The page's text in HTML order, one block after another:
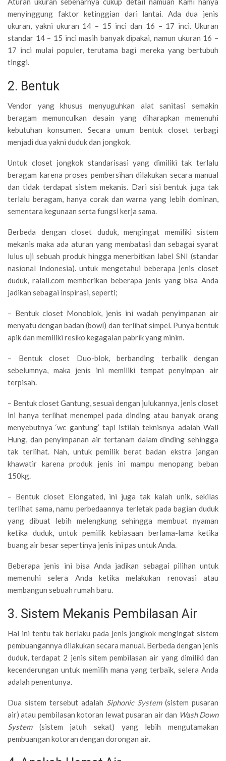
menyinggung faktor ketinggian dari lantai. Ada dua jenis
ukuran, yakni ukuran 14 – 15 inci dan 16 – 17 inci. Ukuran
standar 14 – 15 inci masih banyak dipakai, namun ukuran 16 –
17 inci mulai populer, terutama bagi mereka yang bertubuh
tinggi.
2. Bentuk
Vendor yang khusus menyuguhkan alat sanitasi semakin
beragam memunculkan desain yang diharapkan memenuhi
kebutuhan konsumen. Secara umum bentuk closet terbagi
menjadi dua yakni duduk dan jongkok.
Untuk closet jongkok standarisasi yang dimiliki tak terlalu
beragam karena proses pembersihan dilakukan secara manual
dan tidak terdapat sistem mekanis. Dari sisi bentuk juga tak
terlalu beragam, hanya corak dan warna yang lebih dominan,
sementara kegunaan serta fungsi kerja sama.
Berbeda dengan closet duduk, mengingat memiliki sistem
mekanis maka ada aturan yang membatasi dan sebagai syarat
lulus uji sebuah produk hingga menerbitkan label SNI (standar
nasional Indonesia). untuk mengetahui beberapa jenis closet
duduk, ralali.com memberikan beberapa jenis yang bisa Anda
jadikan sebagai inspirasi, seperti;
– Bentuk closet Monoblok, jenis ini wadah penyimpanan air
menyatu dengan badan (bowl) dan terlihat simpel. Punya bentuk
apik dan memiliki resiko kegagalan pabrik yang minim.
– Bentuk closet Duo-blok, berbanding terbalik dengan
sebelumnya, maka jenis ini memiliki tempat penyimpan air
terpisah.
– Bentuk closet Gantung, sesuai dengan julukannya, jenis closet
ini hanya terlihat menempel pada dinding atau banyak orang
menyebutnya ‘wc gantung’ tapi istilah teknisnya adalah Wall
Hung, dan penyimpanan air tertanam dalam dinding sehingga
tak terlihat. Nah, untuk pemilik berat badan ekstra jangan
khawatir karena produk jenis ini mampu menopang beban
150kg.
– Bentuk closet Elongated, ini juga tak kalah unik, sekilas
terlihat sama, namu perbedaannya terletak pada bagian duduk
yang dibuat lebih melengkung sehingga membuat nyaman
ketika duduk, untuk pemilik kebiasaan berlama-lama ketika
buang air besar sepertinya jenis ini pas untuk Anda.
Beberapa jenis ini bisa Anda jadikan sebagai pilihan untuk
memenuhi selera Anda ketika melakukan renovasi atau
membangun sebuah rumah baru.
3. Sistem Mekanis Pembilasan Air
Hal ini tentu tak berlaku pada jenis jongkok mengingat sistem
pembuangannya dilakukan secara manual. Berbeda dengan jenis
duduk, terdapat 2 jenis sitem pembilasan air yang dimiliki dan
kecenderungan untuk memilih mana yang terbaik, selera Anda
adalah penentunya.
Dua sistem tersebut adalah Siphonic System(sistem pusaran
air) atau pembilasan kotoran lewat pusaran air dan Wash Down
System(sistem jatuh sekat) yang lebih mengutamakan
pembuangan kotoran dengan dorongan air.